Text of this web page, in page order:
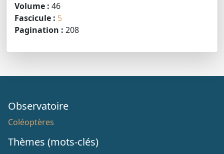
Volume : 46
Fascicule : 5
Pagination : 208
Observatoire
Coléoptères
Thèmes (mots-clés)